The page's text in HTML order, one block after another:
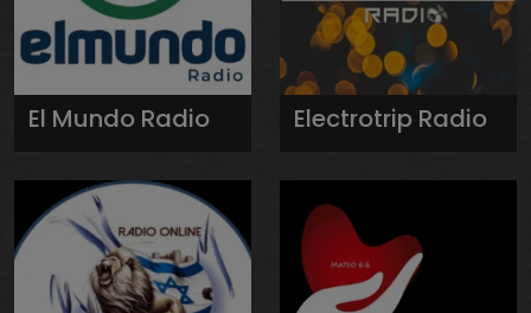
El Mundo Radio Electrotrip Radio